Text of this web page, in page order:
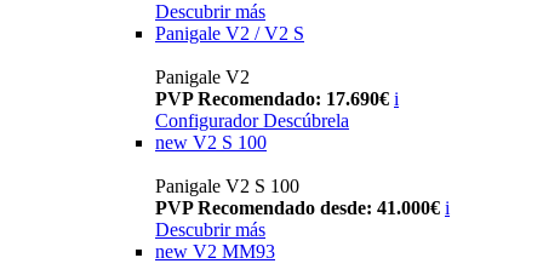
Descubrir más
Panigale V2 / V2 S
Panigale V2
PVP Recomendado: 17.690€ i
Configurador Descúbrela
new V2 S 100
Panigale V2 S 100
PVP Recomendado desde: 41.000€ i
Descubrir más
new V2 MM93